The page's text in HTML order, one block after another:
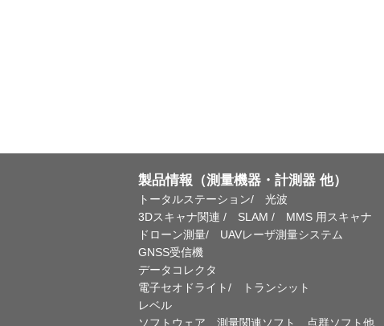
製品情報（測量機器・計測器 他）
トータルステーション/ 光波
3Dスキャナ関連 / SLAM / MMS 用スキャナ
ドローン測量/ UAVレーザ測量システム
GNSS受信機
データコレクタ
電子セオドライト/ トランシット
レベル
ソフトウェア 測量関連ソフト 点群ソフト他